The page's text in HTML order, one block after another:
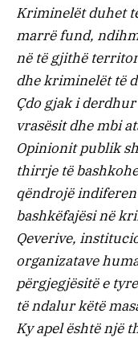
Kriminelët duhet
marrë fund,
në të gjithë
dhe kriminelët të
Çdo gjak i
vrasësit dhe mbi
Opinionit publik
thirrje të
qëndrojë
bashkëfajësi në
Qeverive,
organizatave
përgjegjësitë e
të ndalur këtë
Ky apel është një